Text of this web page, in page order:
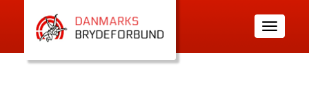
Toggle
navigation